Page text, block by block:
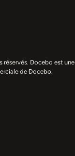
Docebo est une
de Docebo.